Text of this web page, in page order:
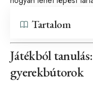
Tartalom
Játékból
gyerekbútorok